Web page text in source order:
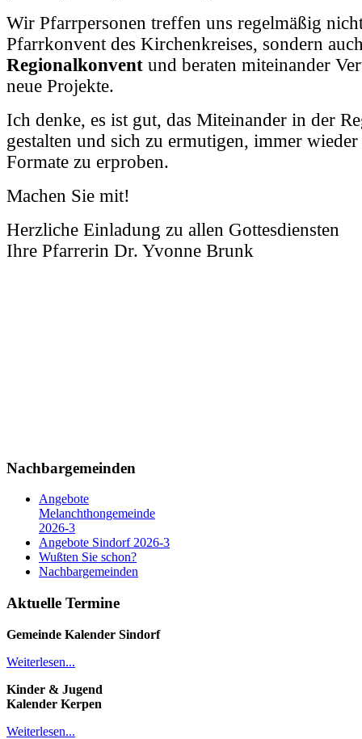
Wir Pfarrpersonen treffen uns regelmäßig
Pfarrkonvent des Kirchenkreises, sondern
Regionalkonvent und beraten miteinander
neue Projekte.
Ich denke, es ist gut, das Miteinander in der
gestalten und sich zu ermutigen, immer wieder
Formate zu erproben.
Machen Sie mit!
Herzliche Einladung zu allen Gottesdiensten
Ihre Pfarrerin Dr. Yvonne Brunk
Nachbargemeinden
Angebote
Melanchthongemeinde
2026-3
Angebote Sindorf 2026-3
Wußten Sie schon?
Nachbargemeinden
Aktuelle Termine
Gemeinde Kalender Sindorf
Weiterlesen...
Kinder & Jugend
Kalender Kerpen
Weiterlesen...